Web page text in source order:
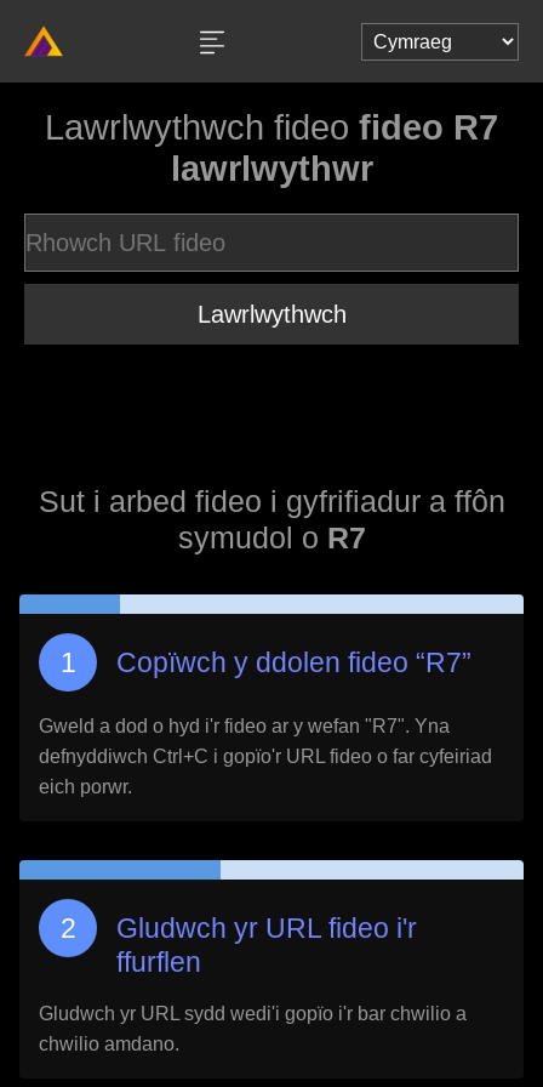
Lawrlwythwch fideo fideo R7
lawrlwythwr
Lawrlwythwch
Sut i arbed fideo i gyfrifiadur a ffôn
symudol o R7
Copïwch y ddolen fideo “R7”
Gweld a dod o hyd i'r fideo ar y wefan "R7". Yna
defnyddiwch Ctrl+C i gopïo'r URL fideo o far cyfeiriad
eich porwr.
Gludwch yr URL fideo i'r
ffurflen
Gludwch yr URL sydd wedi'i gopïo i'r bar chwilio a
chwilio amdano.